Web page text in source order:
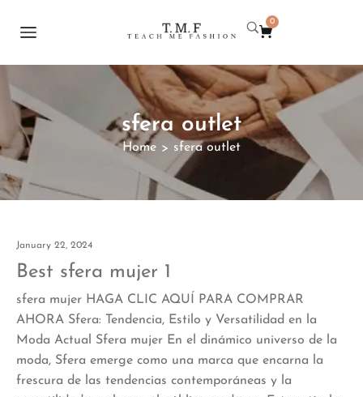
0
sfera outlet
Home > sfera outlet
January 22, 2024
Best sfera mujer 1
sfera mujer HAGA CLIC AQUÍ PARA COMPRAR
AHORA Sfera: Tendencia, Estilo y Versatilidad en la
Moda Actual Sfera mujer En el dinámico universo de la
moda, Sfera emerge como una marca que encarna la
frescura de las tendencias contemporáneas y la